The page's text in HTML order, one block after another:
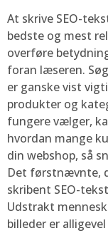
At skrive SEO-
bedste og mest
overføre
foran læseren.
er ganske vist
produkter og
fungere vælger,
hvordan mange
din webshop, så
Det førstnævnte,
skribent SEO-
Udstrakt
billeder er